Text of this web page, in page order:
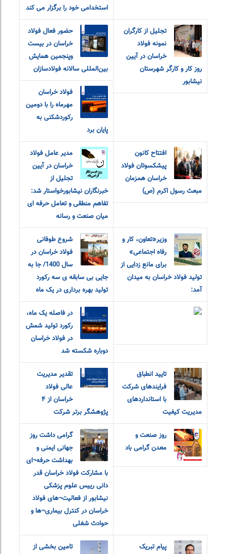
استخدامی خود را برگزار می کند
تجلیل از کارگران
نمونه فولاد
خراسان در آیین
روز کار و کارگر شهرستان
نیشابور
حضور فعال فولاد
خراسان در بیست
و‌پنجمین همایش
بین‌المللی سالانه فولادسازان
فولاد خراسان
مهرماه را با دومین
رکوردشکنی به
پایان برد
افتتاح کانون
پیشکسوتان فولاد
خراسان همزمان
مبعث رسول اکرم (ص)
مدیر عامل فولاد
خراسان در آیین
تجلیل از
خبرنگاران نیشابورخواستار شد:
تفاهم منطقی و تعامل حرفه ای
میان صنعت و رسانه
وزیر«تعاون، کار و
رفاه اجتماعی»
برای مانع زدایی از
تولید فولاد خراسان به میدان
آمد:
شروع طوفانی
فولاد خراسان در
سال 1400/ جا به
جایی بی سابقه ی سه رکورد
تولید بهره برداری در یک ماه
در فاصله یک ماه،
رکورد تولید شمش
در فولاد خراسان
دوباره شکسته شد
تایید انطباق
فرایندهای شرکت
با استانداردهای
مدیریت کیفیت
تقدیر مدیریت
عالی فولاد
خراسان از ۴
پژوهشگر برتر شرکت
روز صنعت و
معدن گرامی باد
گرامی داشت روز
جهانی ایمنی و
بهداشت حرفه¬ای
با مشارکت فولاد خراسان قدر
دانی رییس علوم پزشکی
نیشابور از فعالیت¬های فولاد
خراسان در کنترل بیماری¬ها و
حوادث شغلی
پیام تبریک
تامین بخشی از